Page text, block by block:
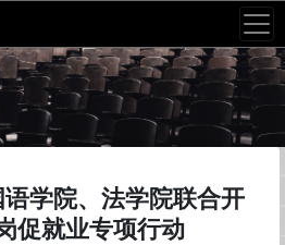
学院、法学院联合开
促就业专项行动